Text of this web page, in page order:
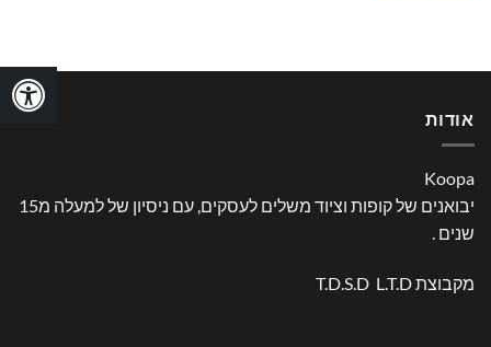
אודות
Koopa
יבואנים של קופות וציוד משלים לעסקים, עם ניסיון של למעלה מ15
שנים .
מקבוצת T.D.S.D L.T.D